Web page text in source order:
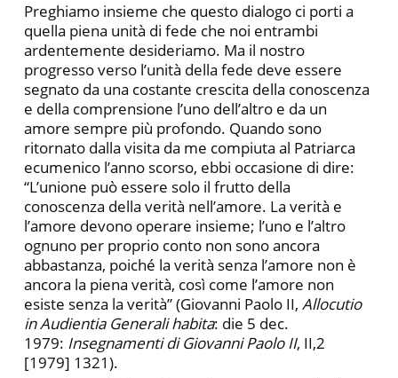
Preghiamo insieme che questo dialogo ci porti a
quella piena unità di fede che noi entrambi
ardentemente desideriamo. Ma il nostro
progresso verso l’unità della fede deve essere
segnato da una costante crescita della conoscenza
e della comprensione l’uno dell’altro e da un
amore sempre più profondo. Quando sono
ritornato dalla visita da me compiuta al Patriarca
ecumenico l’anno scorso, ebbi occasione di dire:
“L’unione può essere solo il frutto della
conoscenza della verità nell’amore. La verità e
l’amore devono operare insieme; l’uno e l’altro
ognuno per proprio conto non sono ancora
abbastanza, poiché la verità senza l’amore non è
ancora la piena verità, così come l’amore non
esiste senza la verità” (Giovanni Paolo II, Allocutio
in Audientia Generali habita: die 5 dec.
1979: Insegnamenti di Giovanni Paolo II, II,2
[1979] 1321).